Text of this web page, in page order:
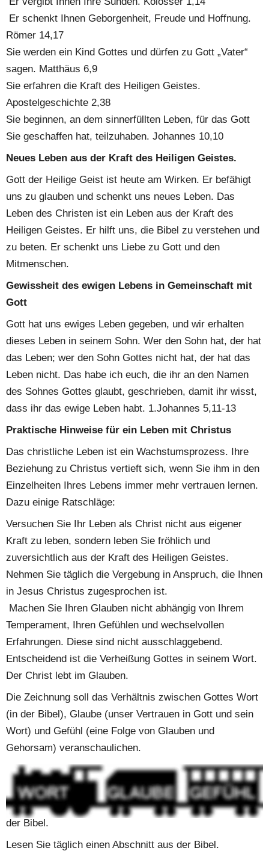
Er schenkt Ihnen Geborgenheit, Freude und Hoffnung.
Römer 14,17
Sie werden ein Kind Gottes und dürfen zu Gott „Vater“
sagen. Matthäus 6,9
Sie erfahren die Kraft des Heiligen Geistes.
Apostelgeschichte 2,38
Sie beginnen, an dem sinnerfüllten Leben, für das Gott
Sie geschaffen hat, teilzuhaben. Johannes 10,10
Neues Leben aus der Kraft des Heiligen Geistes.
Gott der Heilige Geist ist heute am Wirken. Er befähigt
uns zu glauben und schenkt uns neues Leben. Das
Leben des Christen ist ein Leben aus der Kraft des
Heiligen Geistes. Er hilft uns, die Bibel zu verstehen und
zu beten. Er schenkt uns Liebe zu Gott und den
Mitmenschen.
Gewissheit des ewigen Lebens in Gemeinschaft mit
Gott
Gott hat uns ewiges Leben gegeben, und wir erhalten
dieses Leben in seinem Sohn. Wer den Sohn hat, der hat
das Leben; wer den Sohn Gottes nicht hat, der hat das
Leben nicht. Das habe ich euch, die ihr an den Namen
des Sohnes Gottes glaubt, geschrieben, damit ihr wisst,
dass ihr das ewige Leben habt. 1.Johannes 5,11-13
Praktische Hinweise für ein Leben mit Christus
Das christliche Leben ist ein Wachstumsprozess. Ihre
Beziehung zu Christus vertieft sich, wenn Sie ihm in den
Einzelheiten Ihres Lebens immer mehr vertrauen lernen.
Dazu einige Ratschläge:
Versuchen Sie Ihr Leben als Christ nicht aus eigener
Kraft zu leben, sondern leben Sie fröhlich und
zuversichtlich aus der Kraft des Heiligen Geistes.
Nehmen Sie täglich die Vergebung in Anspruch, die Ihnen
in Jesus Christus zugesprochen ist.
Machen Sie Ihren Glauben nicht abhängig von Ihrem
Temperament, Ihren Gefühlen und wechselvollen
Erfahrungen. Diese sind nicht ausschlaggebend.
Entscheidend ist die Verheißung Gottes in seinem Wort.
Der Christ lebt im Glauben.
Die Zeichnung soll das Verhältnis zwischen Gottes Wort
(in der Bibel), Glaube (unser Vertrauen in Gott und sein
Wort) und Gefühl (eine Folge von Glauben und
Gehorsam) veranschaulichen.
Ein Zug wird von der Lokomotive gezogen, nicht vom
Anhänger. Setzen Sie Ihr Vertrauen auf die
Glaubwürdigkeit Gottes und die Zusagen in seinem Wort,
der Bibel.
Lesen Sie täglich einen Abschnitt aus der Bibel.